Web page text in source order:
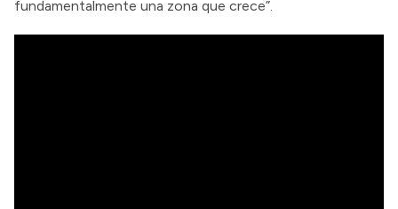
fundamentalmente una zona que crece”.